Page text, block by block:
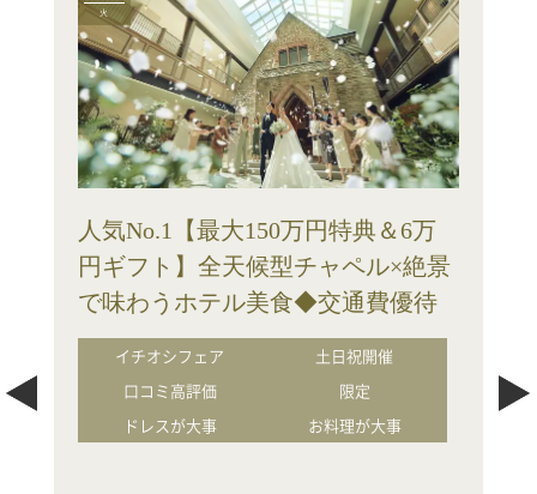
火
人気No.1【最大150万円特典＆6万
円ギフト】全天候型チャペル×絶景
で味わうホテル美食◆交通費優待
イチオシフェア
土日祝開催
口コミ高評価
限定
ドレスが大事
お料理が大事